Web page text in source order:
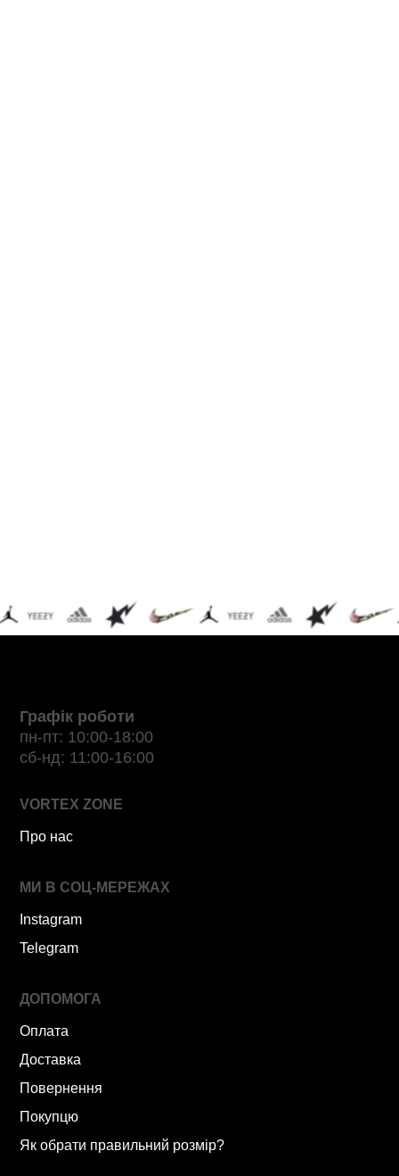
Графік роботи
пн-пт: 10:00-18:00
сб-нд: 11:00-16:00
VORTEX ZONE
Про нас
МИ В СОЦ-МЕРЕЖАХ
Instagram
Telegram
ДОПОМОГА
Оплата
Доставка
Повернення
Покупцю
Як обрати правильний розмір?